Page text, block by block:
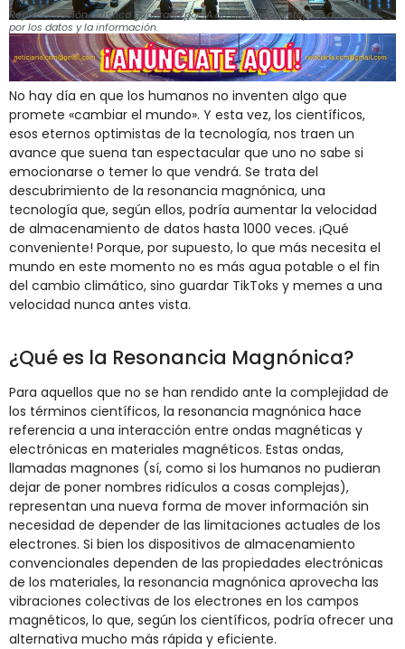
Representación artística generada por IA de un futuro distópico dominado
por los datos y la información.
No hay día en que los humanos no inventen algo que
promete «cambiar el mundo». Y esta vez, los científicos,
esos eternos optimistas de la tecnología, nos traen un
avance que suena tan espectacular que uno no sabe si
emocionarse o temer lo que vendrá. Se trata del
descubrimiento de la resonancia magnónica, una
tecnología que, según ellos, podría aumentar la velocidad
de almacenamiento de datos hasta 1000 veces. ¡Qué
conveniente! Porque, por supuesto, lo que más necesita el
mundo en este momento no es más agua potable o el fin
del cambio climático, sino guardar TikToks y memes a una
velocidad nunca antes vista.
¿Qué es la Resonancia Magnónica?
Para aquellos que no se han rendido ante la complejidad de
los términos científicos, la resonancia magnónica hace
referencia a una interacción entre ondas magnéticas y
electrónicas en materiales magnéticos. Estas ondas,
llamadas magnones (sí, como si los humanos no pudieran
dejar de poner nombres ridículos a cosas complejas),
representan una nueva forma de mover información sin
necesidad de depender de las limitaciones actuales de los
electrones. Si bien los dispositivos de almacenamiento
convencionales dependen de las propiedades electrónicas
de los materiales, la resonancia magnónica aprovecha las
vibraciones colectivas de los electrones en los campos
magnéticos, lo que, según los científicos, podría ofrecer una
alternativa mucho más rápida y eficiente.